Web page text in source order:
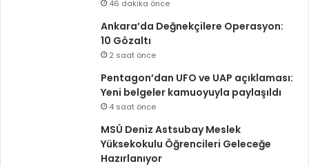
46 dakika önce
Ankara’da Değnekçilere Operasyon:
10 Gözaltı
2 saat önce
Pentagon’dan UFO ve UAP açıklaması:
Yeni belgeler kamuoyuyla paylaşıldı
4 saat önce
MSÜ Deniz Astsubay Meslek
Yüksekokulu Öğrencileri Geleceğe
Hazırlanıyor